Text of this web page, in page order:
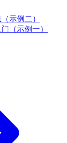
示例二）
（示例一）